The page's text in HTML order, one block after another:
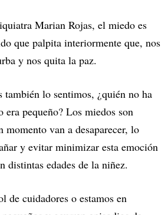
Marian Rojas, el miedo es
que palpita interiormente que, nos
y nos quita la paz.
también lo sentimos, ¿quién no ha
era pequeño? Los miedos son
van a desaparecer, lo
y evitar minimizar esta emoción
distintas edades de la niñez.
de cuidadores o estamos en